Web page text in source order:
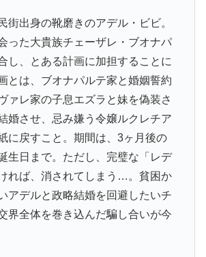
街出身の靴磨きのアデル・ビビ。
った大貴族チェーザレ・ブオナパ
し、とある計画に加担することに
とは、ブオナパルテ家と婚姻誓約
ァレ家の子息エズラと妹を偽装さ
婚させ、忌み嫌う令嬢ルクレチア
に戻すこと。期間は、3ヶ月後の
生日まで。ただし、完璧な「レデ
れば、消されてしまう…。貧困か
アデルと政略結婚を回避したいチ
界全体を巻き込んだ騙し合いが今